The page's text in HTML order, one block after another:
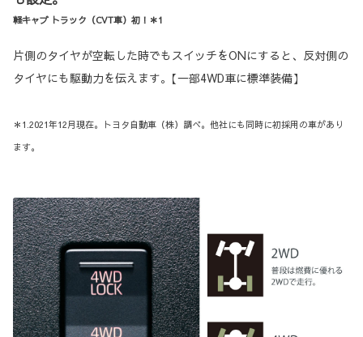
軽キャブ トラック（CVT車）初！＊1
片側のタイヤが空転した時でもスイッチをONにすると、反対側の
タイヤにも駆動力を伝えます｡【一部4WD車に標準装備】
＊1.2021年12月現在。トヨタ自動車（株）調べ。他社にも同時に初採用の車があり
ます。